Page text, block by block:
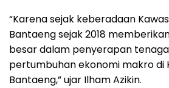
“Karena sejak keberadaan
Bantaeng sejak 2018
besar dalam penyerapan
pertumbuhan ekonomi makro di
Bantaeng,” ujar Ilham Azikin.